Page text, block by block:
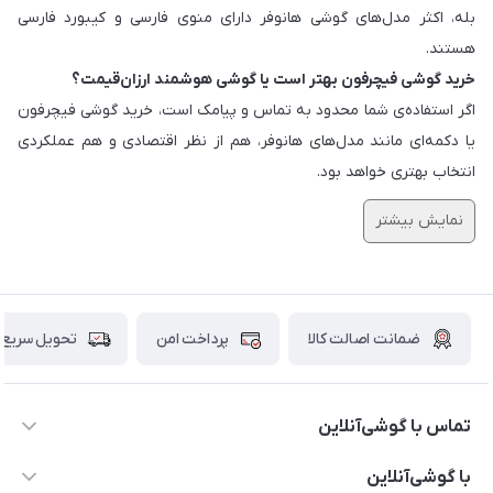
بله، اکثر مدل‌های گوشی هانوفر دارای منوی فارسی و کیبورد فارسی
هستند.
خرید گوشی فیچرفون بهتر است یا گوشی هوشمند ارزان‌قیمت؟
اگر استفاده‌ی شما محدود به تماس و پیامک است، خرید گوشی فیچرفون
یا دکمه‌ای مانند مدل‌های هانوفر، هم از نظر اقتصادی و هم عملکردی
انتخاب بهتری خواهد بود.
نمایش بیشتر
ضمانت اصالت کالا پرداخت امن تحویل سریع
تماس با گوشی‌آنلاین
۰۲۱91001221
با گوشی‌آنلاین